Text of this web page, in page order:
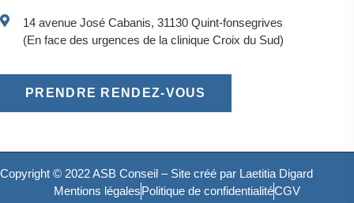
14 avenue José Cabanis, 31130 Quint-fonsegrives
(En face des urgences de la clinique Croix du Sud)
PRENDRE RENDEZ-VOUS
Copyright © 2022 ASB Conseil – Site créé par Laetitia Digard
Mentions légalesPolitique de confidentialitéCGV